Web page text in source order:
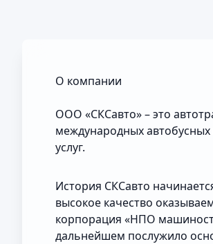
О компании
ООО «СКСавто» – это
международных
услуг.
История СКСавто
высокое качество
корпорация «НПО
дальнейшем послужило